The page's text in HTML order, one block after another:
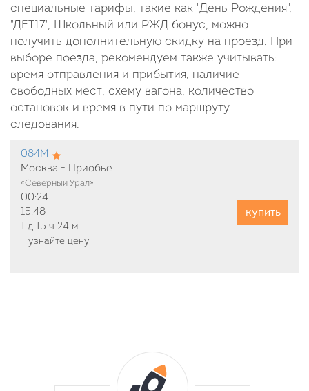
специальные тарифы, такие как "День Рождения",
"ДЕТ17", Школьный или РЖД бонус, можно
получить дополнительную скидку на проезд. При
выборе поезда, рекомендуем также учитывать:
время отправления и прибытия, наличие
свободных мест, схему вагона, количество
остановок и время в пути по маршруту
следования.
084М
Москва - Приобье
«Северный Урал»
00:24
15:48
1 д 15 ч 24 м
- узнайте цену -
купить